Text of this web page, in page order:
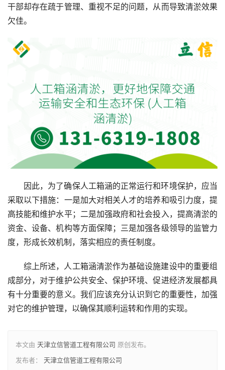
干部却存在疏于管理、重视不足的问题，从而导致清淤效果
欠佳。
因此，为了确保人工箱涵的正常运行和环境保护，应当
采取以下措施：一是加大对相关人才的培养和吸引力度，提
高技能和维护水平；二是加强政府和社会投入，提高清淤的
资金、设备、机构等方面保障；三是加强各级领导的监管力
度，形成长效机制，落实相应的责任制度。
综上所述，人工箱涵清淤作为基础设施建设中的重要组
成部分，对于维护公共安全、保护环境、促进经济发展都具
有十分重要的意义。我们应该充分认识到它的重要性，加强
对它的维护管理，以确保其顺利运转和作用的实现。
本文由 天津立信管道工程有限公司 原创发布。
发布者： 天津立信管道工程有限公司